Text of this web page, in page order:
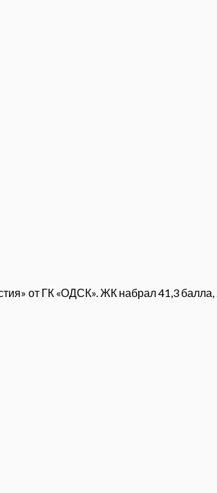
от ГК «ОДСК». ЖК набрал 41,3 балла, ...